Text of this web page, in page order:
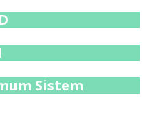
Sistem